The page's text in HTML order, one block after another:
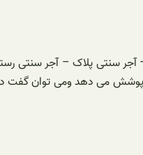
سنتی پلاک – آجر سنتی
پوشش می دهد ومی توان گفت